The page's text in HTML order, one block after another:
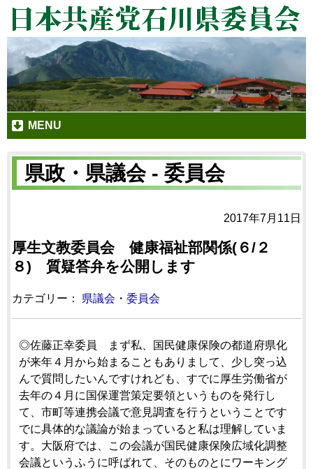
MENU
県政・県議会 - 委員会
2017年7月11日
厚生文教委員会 健康福祉部関係(６/２
８) 質疑答弁を公開します
カテゴリー： 県議会 ・ 委員会
◎佐藤正幸委員 まず私、国民健康保険の都道府県化
が来年４月から始まることもありまして、少し突っ込
んで質問したいんですけれども、すでに厚生労働省が
去年の４月に国保運営策定要領というものを発行し
て、市町等連携会議で意見調査を行うということです
でに具体的な議論が始まっていると私は理解していま
す。大阪府では、この会議が国民健康保険広域化調整
会議というふうに呼ばれて、そのものとにワーキング